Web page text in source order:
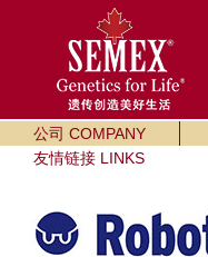
公司 COMPANY
友情链接 LINKS